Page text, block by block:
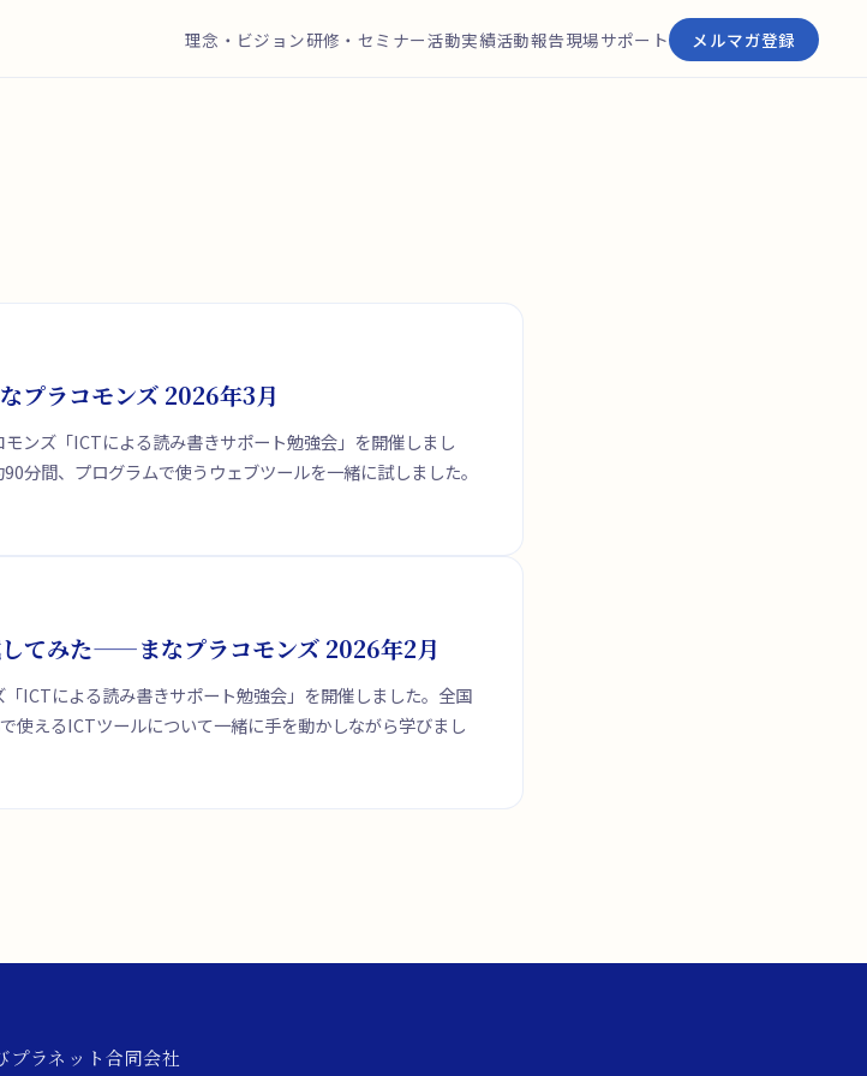
理念・ビジョン研修・セミナー活動実績活動報告現場サポート メルマガ登録
プラコモンズ 2026年3月
ンズ「ICTによる読み書きサポート勉強会」を開催しまし
分間、プログラムで使うウェブツールを一緒に試しました。
てみた——まなプラコモンズ 2026年2月
ICTによる読み書きサポート勉強会」を開催しました。全国
使えるICTツールについて一緒に手を動かしながら学びまし
プラネット合同会社